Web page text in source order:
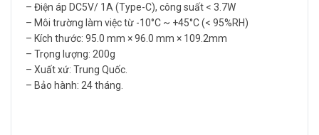
– Điện áp DC5V/ 1A (Type-C), công suất < 3.7W
– Môi trường làm việc từ -10°C ~ +45°C (< 95%RH)
– Kích thước: 95.0 mm × 96.0 mm × 109.2mm
– Trọng lượng: 200g
– Xuất xứ: Trung Quốc.
– Bảo hành: 24 tháng.